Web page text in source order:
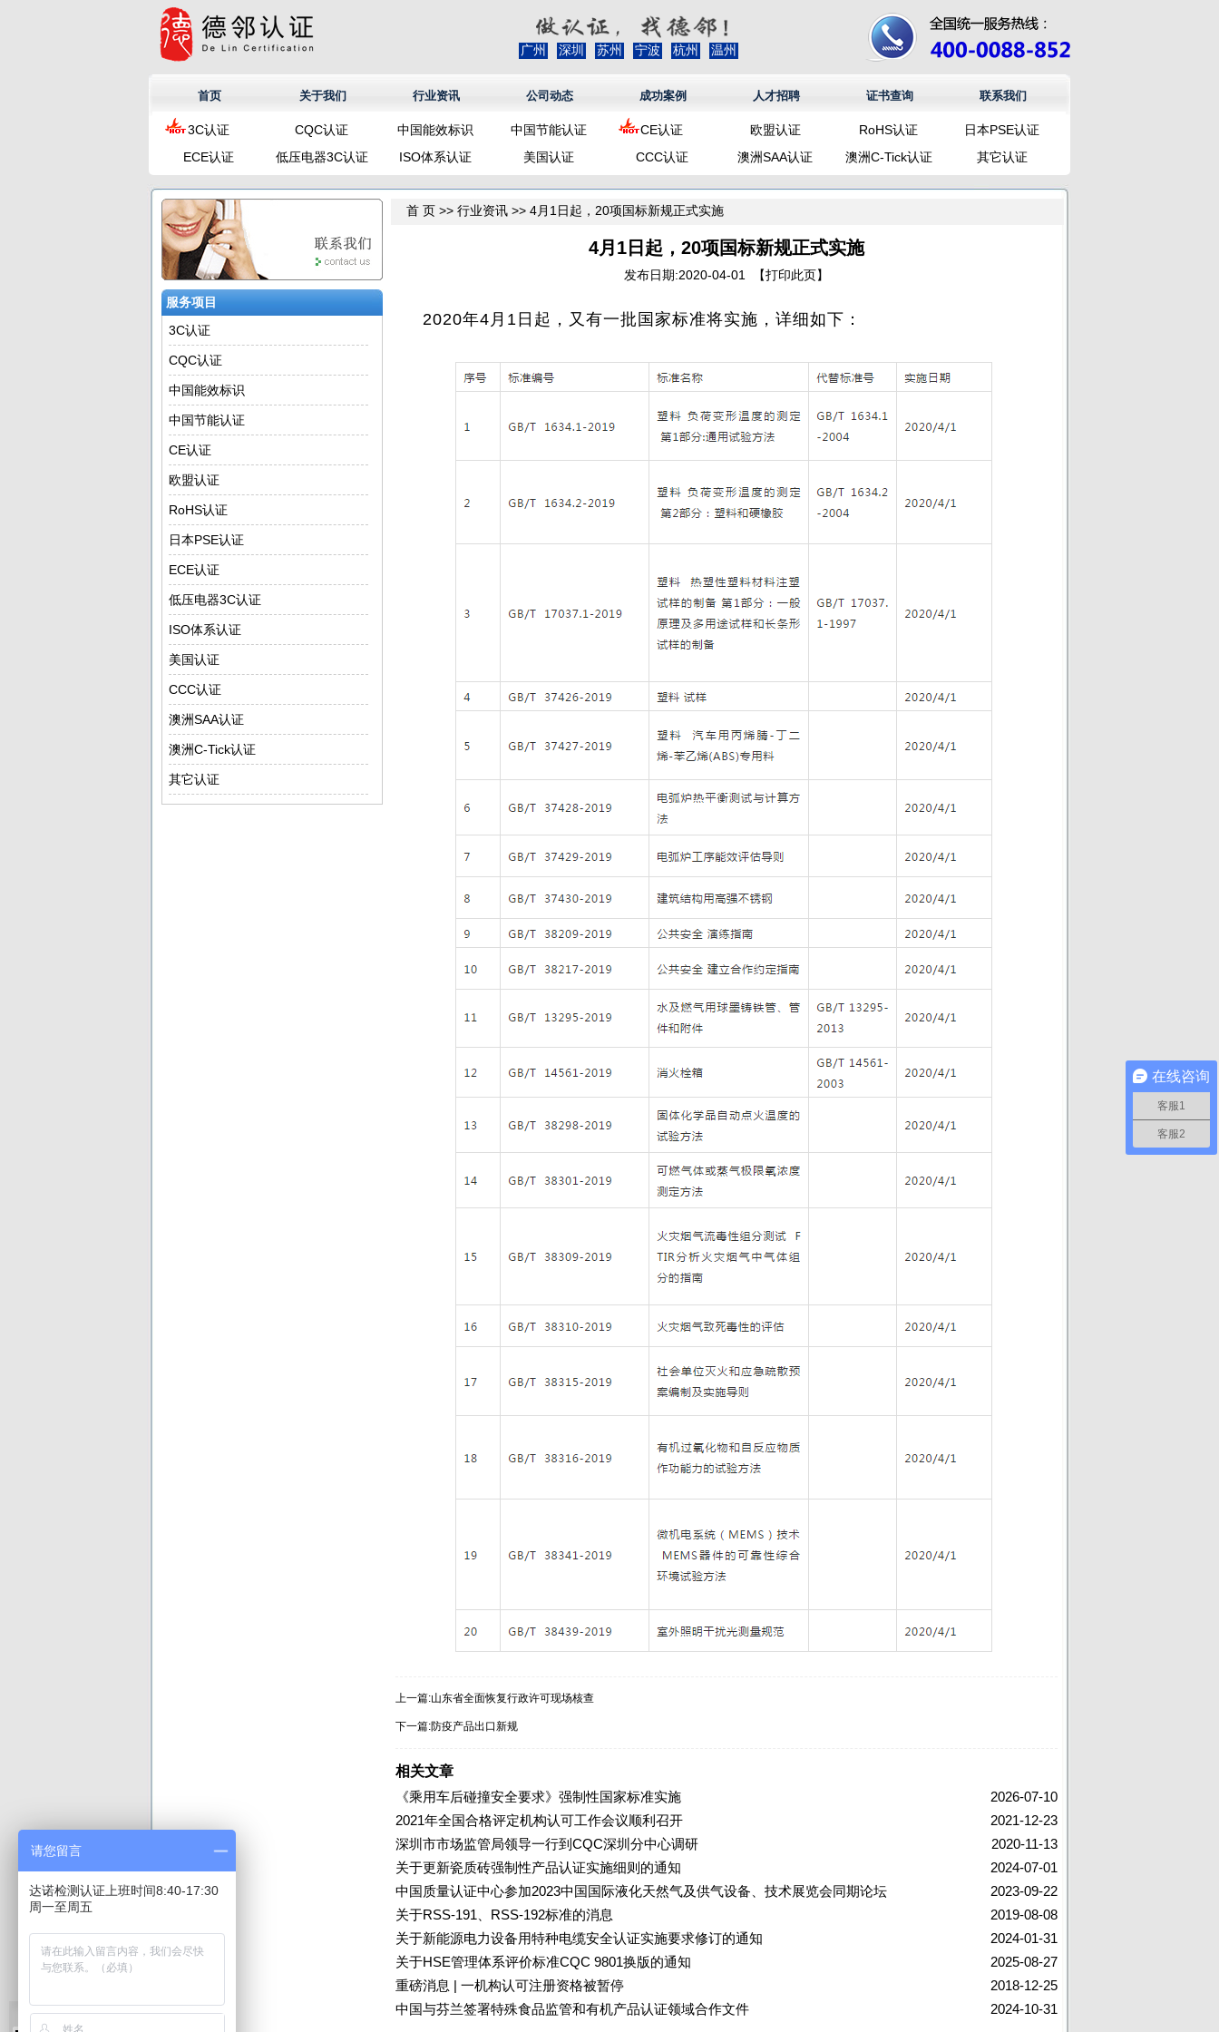
广州 深圳 苏州 宁波 杭州 温州
首页 关于我们 行业资讯 公司动态 成功案例 人才招聘 证书查询 联系我们
3C认证 CQC认证 中国能效标识 中国节能认证 CE认证 欧盟认证 RoHS认证
日本PSE认证
ECE认证
低压电器3C认证 ISO体系认证 美国认证 CCC认证 澳洲SAA认证 澳洲C-Tick认证 其它认证
服务项目
3C认证
CQC认证
中国能效标识
中国节能认证
CE认证
欧盟认证
RoHS认证
日本PSE认证
ECE认证
低压电器3C认证
ISO体系认证
美国认证
CCC认证
澳洲SAA认证
澳洲C-Tick认证
其它认证
首 页 >> 行业资讯 >> 4月1日起，20项国标新规正式实施
4月1日起，20项国标新规正式实施
发布日期:2020-04-01 【打印此页】
2020年4月1日起，又有一批国家标准将实施，详细如下：
上一篇:山东省全面恢复行政许可现场核查
下一篇:防疫产品出口新规
相关文章
2026-07-10
《乘用车后碰撞安全要求》强制性国家标准实施
2021-12-23
2021年全国合格评定机构认可工作会议顺利召开
2020-11-13
深圳市市场监管局领导一行到CQC深圳分中心调研
2024-07-01
关于更新瓷质砖强制性产品认证实施细则的通知
2023-09-22
中国质量认证中心参加2023中国国际液化天然气及供气设备、技术展览会同期论坛
2019-08-08
关于RSS-191、RSS-192标准的消息
2024-01-31
关于新能源电力设备用特种电缆安全认证实施要求修订的通知
2025-08-27
关于HSE管理体系评价标准CQC 9801换版的通知
2018-12-25
重磅消息 | 一机构认可注册资格被暂停
2024-10-31
中国与芬兰签署特殊食品监管和有机产品认证领域合作文件
在线咨询
客服1
客服2
请您留言
达诺检测认证上班时间8:40-17:30
周一至周五